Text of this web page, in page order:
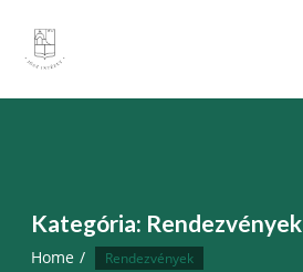
content
Kategória: Rendezvények
Home Rendezvények